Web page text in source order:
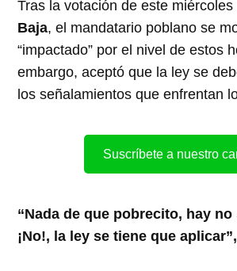
Tras la votación de este
Baja, el mandatario poblano se
“impactado” por el nivel de estos
embargo, aceptó que la ley se
los señalamientos que enfrentan
Suscríbete a nuestro
“Nada de que pobrecito, hay no
¡No!, la ley se tiene que